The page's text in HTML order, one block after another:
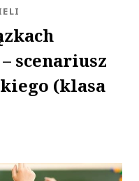
scenariusz
(klasa
2021-08-01 21:44:20